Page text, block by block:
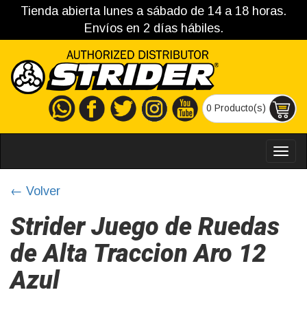
Tienda abierta lunes a sábado de 14 a 18 horas.
Envíos en 2 días hábiles.
0 Producto(s)
← Volver
Strider Juego de Ruedas
de Alta Traccion Aro 12
Azul